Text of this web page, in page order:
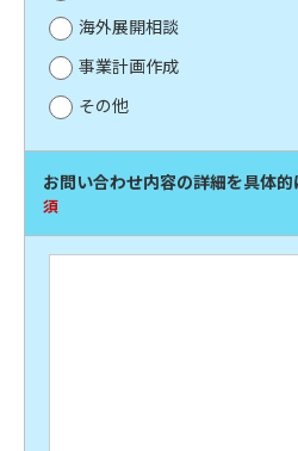
海外展開相談
事業計画作成
その他
お問い合わせ内容の詳細を具体
須